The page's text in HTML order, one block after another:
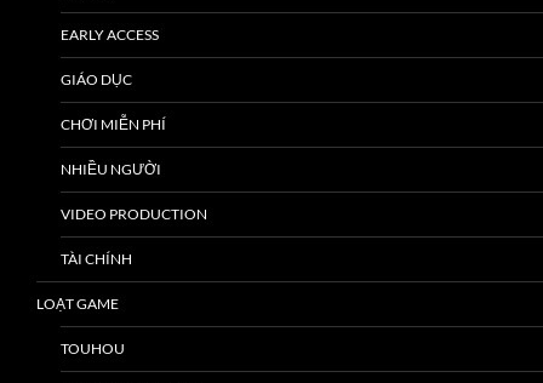
EARLY ACCESS
GIÁO DỤC
CHƠI MIỄN PHÍ
NHIỀU NGƯỜI
VIDEO PRODUCTION
TÀI CHÍNH
LOẠT GAME
TOUHOU